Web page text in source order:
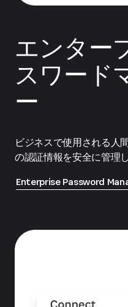
エンター
スワード
ー
ビジネスで使用される人
の認証情報を安全に管理し
Enterprise Password